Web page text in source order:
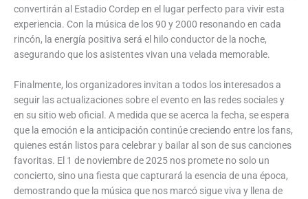
convertirán al Estadio Cordep en el lugar perfecto para vivir esta
experiencia. Con la música de los 90 y 2000 resonando en cada
rincón, la energía positiva será el hilo conductor de la noche,
asegurando que los asistentes vivan una velada memorable.
Finalmente, los organizadores invitan a todos los interesados a
seguir las actualizaciones sobre el evento en las redes sociales y
en su sitio web oficial. A medida que se acerca la fecha, se espera
que la emoción e la anticipación continúe creciendo entre los fans,
quienes están listos para celebrar y bailar al son de sus canciones
favoritas. El 1 de noviembre de 2025 nos promete no solo un
concierto, sino una fiesta que capturará la esencia de una época,
demostrando que la música que nos marcó sigue viva y llena de